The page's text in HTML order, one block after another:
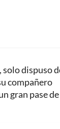
solo dispuso
compañero
gran pase de